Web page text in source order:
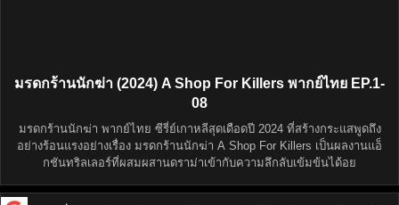
มรดกร้านนักฆ่า (2024) A Shop For Killers พากย์ไทย EP.1-
08
มรดกร้านนักฆ่า พากย์ไทย ซีรี่ย์เกาหลีสุดเดือดปี 2024 ที่สร้างกระแสพูดถึง
อย่างร้อนแรงอย่างเรื่อง มรดกร้านนักฆ่า A Shop For Killers เป็นผลงานแอ็
กชันทริลเลอร์ที่ผสมผสานดราม่าเข้ากับความลึกลับเข้มข้นได้อย